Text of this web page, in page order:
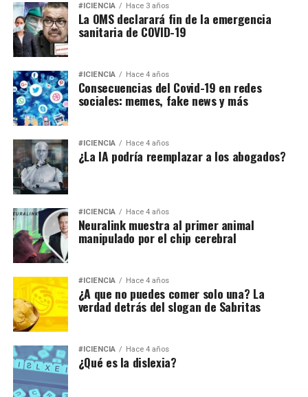
#ICIENCIA Hace 3 años
La OMS declarará fin de la emergencia
sanitaria de COVID-19
#ICIENCIA Hace 4 años
Consecuencias del Covid-19 en redes
sociales: memes, fake news y más
#ICIENCIA Hace 4 años
¿La IA podría reemplazar a los abogados?
#ICIENCIA Hace 4 años
Neuralink muestra al primer animal
manipulado por el chip cerebral
#ICIENCIA Hace 4 años
¿A que no puedes comer solo una? La
verdad detrás del slogan de Sabritas
#ICIENCIA Hace 4 años
¿Qué es la dislexia?